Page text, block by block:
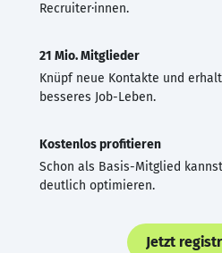
Recruiter·innen.
21 Mio. Mitglieder
Knüpf neue Kontakte und
besseres Job-Leben.
Kostenlos profitieren
Schon als Basis-Mitglied
deutlich optimieren.
Jetzt